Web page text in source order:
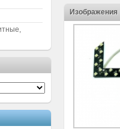
Изображения